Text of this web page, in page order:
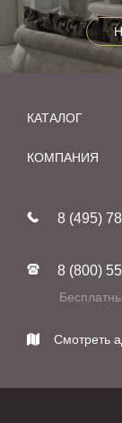
КАТАЛОГ
Мебель
Фабрики
КОМПАНИЯ
Реставрация
Контакты
8 (495)
8 (800)
Смотреть